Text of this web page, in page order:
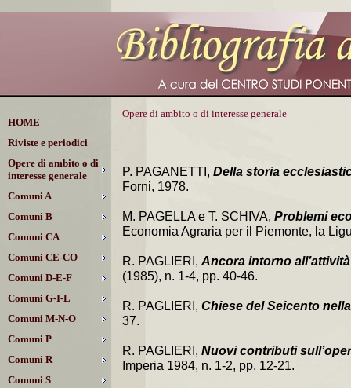
HOME
Riviste e periodici
Opere di ambito o di
interesse generale
Comuni A
Comuni B
Comuni CA
Comuni CE-CO
Comuni D-E-F
Comuni G-I-L
Comuni M-N-O
Comuni P
Comuni R
Comuni S
Opere di ambito o di interesse generale
P. PAGANETTI, Della storia
Forni, 1978.
M. PAGELLA e T. SCHIVA, Problemi
Economia Agraria per il Piemonte, la
R. PAGLIERI, Ancora intorno
(1985), n. 1-4, pp. 40-46.
R. PAGLIERI, Chiese del Seicento
37.
R. PAGLIERI, Nuovi contributi
Imperia 1984, n. 1-2, pp. 12-21.